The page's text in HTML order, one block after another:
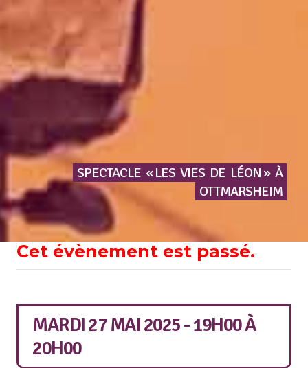
SPECTACLE « LES VIES DE LÉON » À
OTTMARSHEIM
Cet évènement est passé.
MARDI 27 MAI 2025 - 19H00À
20H00